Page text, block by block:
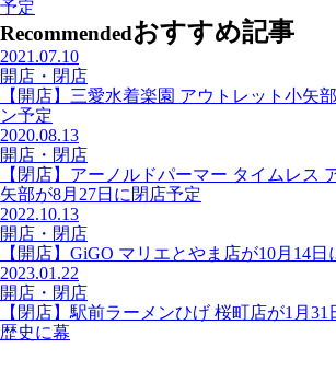
予定
Recommendedおすすめ記事
2021.07.10
開店・閉店
【開店】三愛水着楽園 アウトレット小矢
ン予定
2020.08.13
開店・閉店
【閉店】アーノルドパーマー タイムレス
矢部が8月27日に閉店予定
2022.10.13
開店・閉店
【開店】GiGO マリエとやま店が10月14
2023.01.22
開店・閉店
【閉店】駅前ラーメンひげ 桜町店が1月
歴史に幕